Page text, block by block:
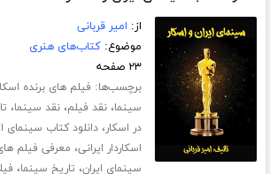
از: امیر قربانی
موضوع:کتاب‌های هنری
۲۳ صفحه
برچسب‌ها: فیلم های برنده
سینما،نقد فیلم،نقد سینما،
در اسکار،دانلود کتاب سینمای
اسکاردار ایرانی، معرفی فیلم های
سینمای ایران، تاریخ سینما،